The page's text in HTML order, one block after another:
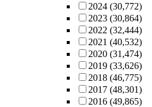
2024 (30,772)
2023 (30,864)
2022 (32,444)
2021 (40,532)
2020 (31,474)
2019 (33,626)
2018 (46,775)
2017 (48,301)
2016 (49,865)